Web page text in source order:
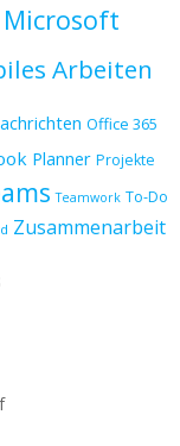
Microsoft
Arbeiten
Office 365
Planner Projekte
Teamwork To-Do
Zusammenarbeit